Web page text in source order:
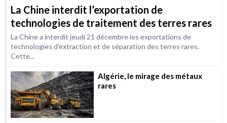
La Chine interdit l’exportation de
technologies de traitement des terres rares
La Chine a interdit jeudi 21 décembre les exportations de
technologies d'extraction et de séparation des terres rares.
Cette...
Algérie, le mirage des métaux
rares